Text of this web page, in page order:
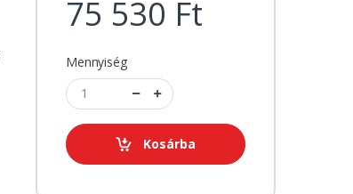
75 530 Ft
Mennyiség
Kosárba